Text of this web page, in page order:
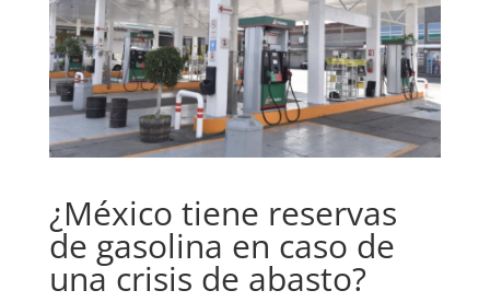
¿México tiene reservas
de gasolina en caso de
una crisis de abasto?